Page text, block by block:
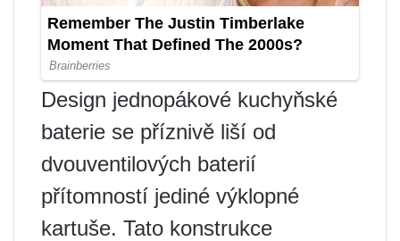
Design jednopákové kuchyňské
baterie se příznivě liší od
dvouventilových baterií
přítomností jediné výklopné
kartuše. Tato konstrukce